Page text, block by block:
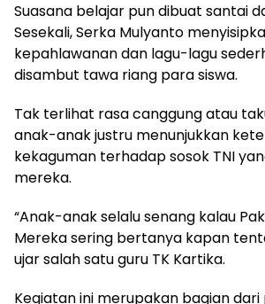
Suasana belajar pun dibuat santai
Sesekali, Serka Mulyanto
kepahlawanan dan lagu-lagu
disambut tawa riang para siswa.
Tak terlihat rasa canggung atau
anak-anak justru menunjukkan
kekaguman terhadap sosok TNI
mereka.
“Anak-anak selalu senang kalau
Mereka sering bertanya kapan
ujar salah satu guru TK Kartika.
Kegiatan ini merupakan bagian